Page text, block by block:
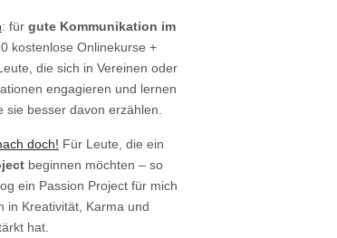
: für gute Kommunikation im
kostenlose Onlinekurse +
die sich in Vereinen oder
engagieren und lernen
sie besser davon erzählen.
doch! Für Leute, die ein
beginnen möchten – so
ein Passion Project für mich
in Kreativität, Karma und
hat.